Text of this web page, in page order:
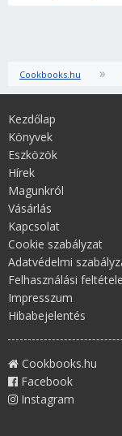
Cookbooks.hu »
Kezdőlap
Könyvek
Eszközök
Hírek
Magunkról
Vásárlás
Kapcsolat
Cookie szabályzat
Adatvédelmi
Felhasználási
Impresszum
Hibabejelentés
Cookbooks.hu
Facebook
Instagram